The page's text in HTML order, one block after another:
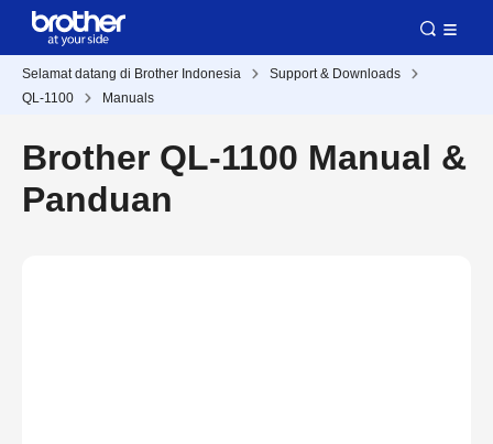
Selamat datang di Brother Indonesia
Support & Downloads
QL-1100
Manuals
Brother QL-1100 Manual &
Panduan